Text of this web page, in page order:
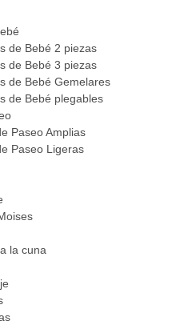
de Bebé 2 piezas
de Bebé 3 piezas
de Bebé Gemelares
de Bebé plegables
Paseo Amplias
Paseo Ligeras
la cuna